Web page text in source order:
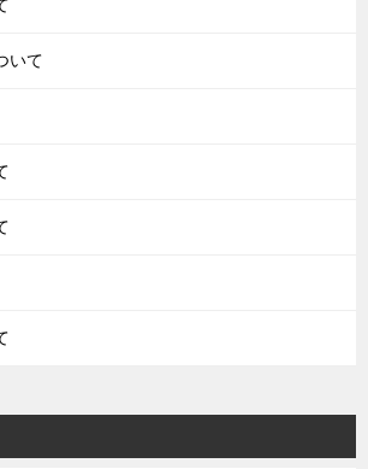
いて